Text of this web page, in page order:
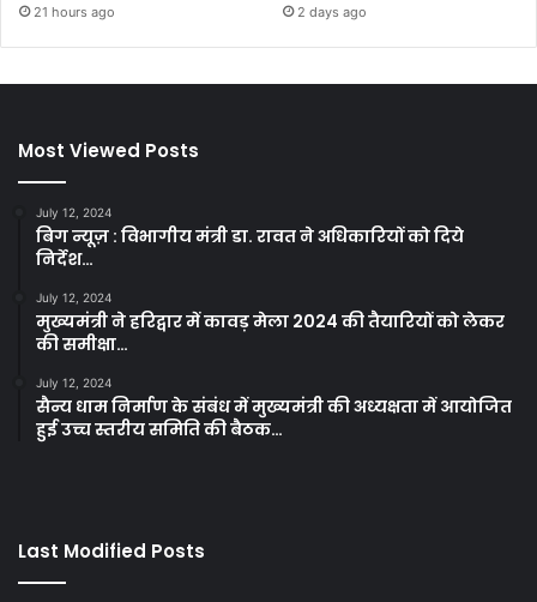
21 hours ago 2 days ago
Most Viewed Posts
July 12, 2024
बिग न्यूज़ : विभागीय मंत्री डा. रावत ने अधिकारियों को दिये
निर्देश…
July 12, 2024
मुख्यमंत्री ने हरिद्वार में कावड़ मेला 2024 की तैयारियों को लेकर
की समीक्षा…
July 12, 2024
सैन्य धाम निर्माण के संबंध में मुख्यमंत्री की अध्यक्षता में आयोजित
हुई उच्च स्तरीय समिति की बैठक…
Last Modified Posts